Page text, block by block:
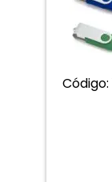
Código: